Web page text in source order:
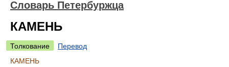
Словарь Петербуржца
КАМЕНЬ
Толкование
Перевод
КАМЕНЬ